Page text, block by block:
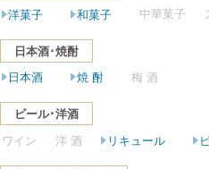
洋菓子
和菓子 中華菓子
日本酒･焼酎
日本酒
焼 酎 梅 酒
ビール･洋酒
ワイン
洋 酒 リキュール